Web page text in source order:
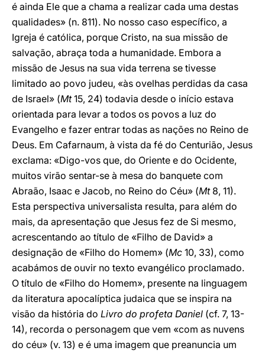
é ainda Ele que a chama a realizar cada uma destas
qualidades» (n. 811). No nosso caso específico, a
Igreja é católica, porque Cristo, na sua missão de
salvação, abraça toda a humanidade. Embora a
missão de Jesus na sua vida terrena se tivesse
limitado ao povo judeu, «às ovelhas perdidas da casa
de Israel» (Mt15, 24) todavia desde o início estava
orientada para levar a todos os povos a luz do
Evangelho e fazer entrar todas as nações no Reino de
Deus. Em Cafarnaum, à vista da fé do Centurião, Jesus
exclama: «Digo-vos que, do Oriente e do Ocidente,
muitos virão sentar-se à mesa do banquete com
Abraão, Isaac e Jacob, no Reino do Céu» (Mt8, 11).
Esta perspectiva universalista resulta, para além do
mais, da apresentação que Jesus fez de Si mesmo,
acrescentando ao título de «Filho de David» a
designação de «Filho do Homem» (Mc 10, 33), como
acabámos de ouvir no texto evangélico proclamado.
O título de «Filho do Homem», presente na linguagem
da literatura apocalíptica judaica que se inspira na
visão da história do Livro do profeta Daniel (cf. 7, 13-
14), recorda o personagem que vem «com as nuvens
do céu» (v. 13) e é uma imagem que preanuncia um